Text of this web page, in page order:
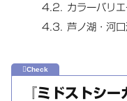
カラーバリ
芦ノ湖・河口
『ミドストシー